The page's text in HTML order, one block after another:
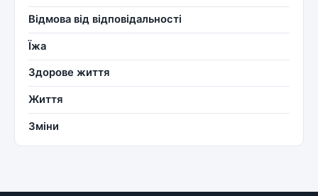
Відмова від відповідальності
Їжа
Здорове життя
Життя
Зміни